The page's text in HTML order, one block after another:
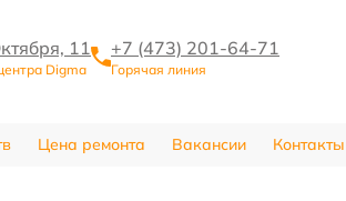
11
Digma
+7 (473) 201-64-71
Горячая линия
Цена ремонта Вакансии Контакты